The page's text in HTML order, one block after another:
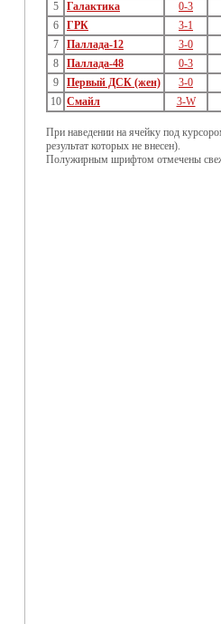
5
Галактика
0-3
6
ГРК
3-1
7
Паллада-12
3-0
8
Паллада-48
0-3
9
Первый ДСК (жен)
3-0
10 Смайл 3-W
При наведении на ячейку под
результат которых не внесен).
Полужирным шрифтом отмечены